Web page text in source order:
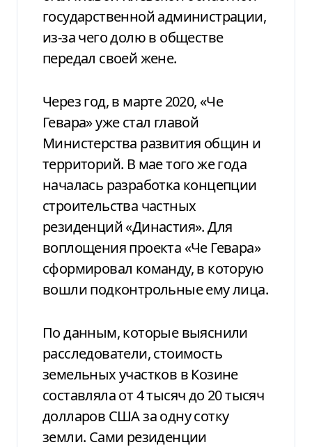
государственной администрации,
из-за чего долю в обществе
передал своей жене.
Через год, в марте 2020, «Че
Гевара» уже стал главой
Министерства развития общин и
территорий. В мае того же года
началась разработка концепции
строительства частных
резиденций «Династия». Для
воплощения проекта «Че Гевара»
сформировал команду, в которую
вошли подконтрольные ему лица.
По данным, которые выяснили
расследователи, стоимость
земельных участков в Козине
составляла от 4 тысяч до 20 тысяч
долларов США за одну сотку
земли. Сами резиденции